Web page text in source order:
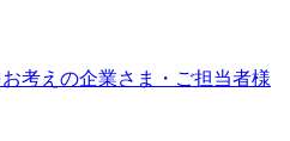
考えの企業さま・ご担当者様